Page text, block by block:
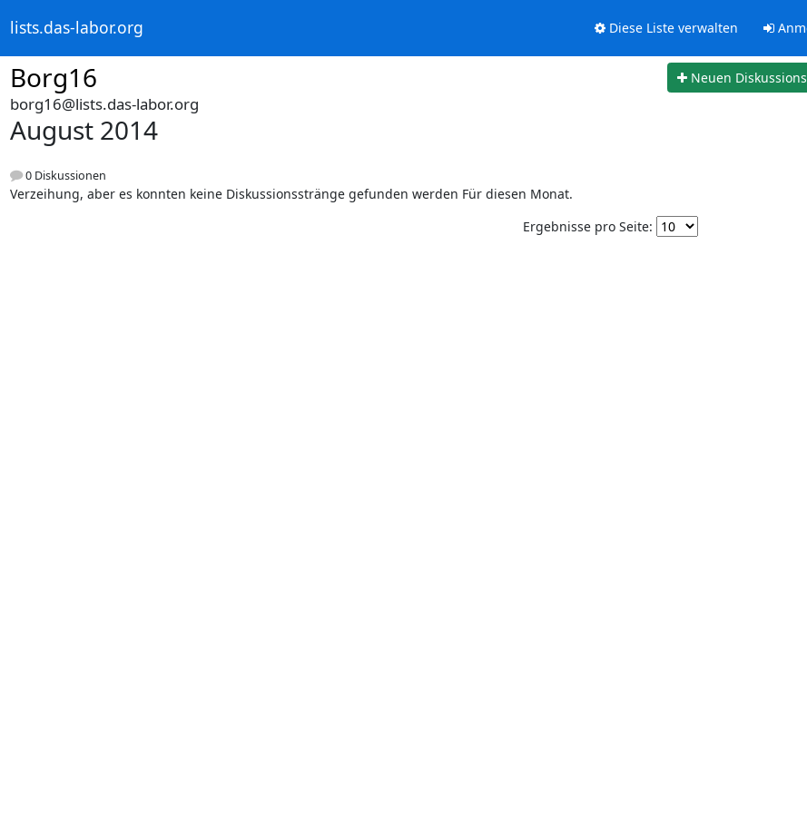
lists.das-labor.org Diese Liste verwalten
Borg16 Neuen
borg16@lists.das-labor.org
August 2014
0 Diskussionen
Verzeihung, aber es konnten keine Diskussionsstränge gefunden werden Für diesen Monat.
Ergebnisse pro Seite: